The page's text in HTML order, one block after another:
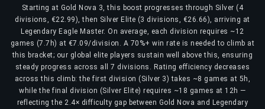
Starting at Gold Nova 3, this boost progresses through Silver (4
divisions, €22.99), then Silver Elite (3 divisions, €26.66), arriving at
Legendary Eagle Master. On average, each division requires ~12
games (7.7h) at €7.09/division. A 70%+ win rate is needed to climb at
this bracket; our global elite players sustain well above this, ensuring
steady progress across all 7 divisions. Rating efficiency decreases
across this climb: the first division (Silver 3) takes ~8 games at 5h,
while the final division (Silver Elite) requires ~18 games at 12h —
reflecting the 2.4× difficulty gap between Gold Nova and Legendary